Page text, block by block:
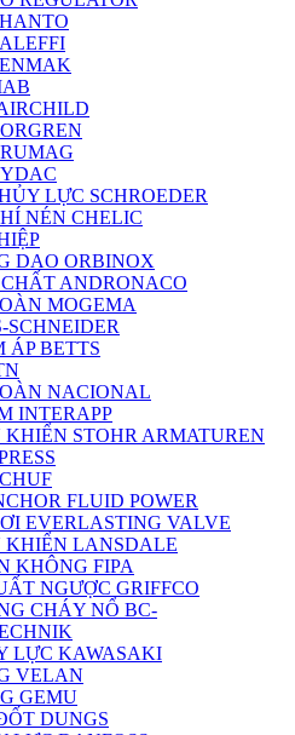
LỰC SCHROEDER
NÉN CHELIC
DAO ORBINOX
ANDRONACO
MOGEMA
SCHNEIDER
ÁP BETTS
NACIONAL
INTERAPP
STOHR ARMATUREN
FLUID POWER
EVERLASTING VALVE
LANSDALE
KHÔNG FIPA
NGƯỢC GRIFFCO
CHÁY NỔ BC-
LỰC KAWASAKI
VELAN
GEMU
DUNGS